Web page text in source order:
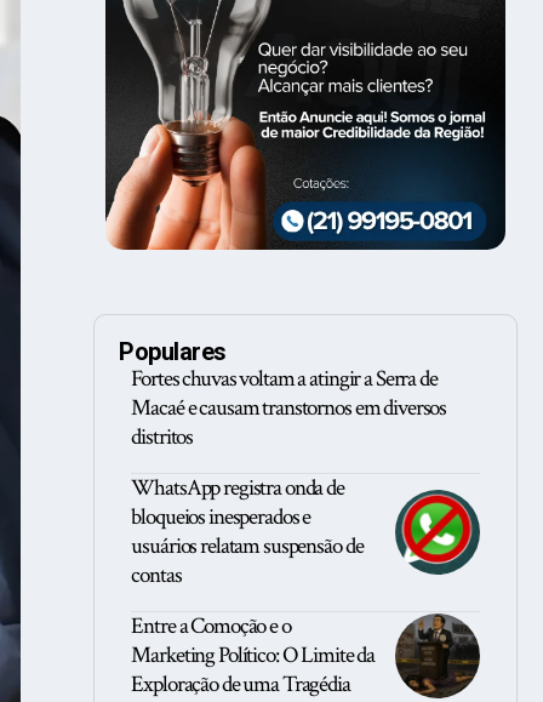
Populares
Fortes chuvas voltam a atingir a Serra de
Macaé e causam transtornos em diversos
distritos
WhatsApp registra onda de
bloqueios inesperados e
usuários relatam suspensão de
contas
Entre a Comoção e o
Marketing Político: O Limite da
Exploração de uma Tragédia